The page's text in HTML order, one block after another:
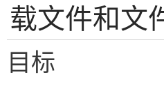
载文件和文
目标